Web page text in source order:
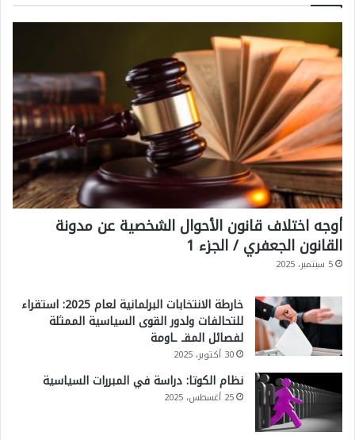
أوجه اختلاف قانون الأحوال الشخصية عن مدونة
القانون الجعفري / الجزء 1
5 سبتمبر، 2025
خارطة الانتخابات البرلمانية لعام 2025: استقراء
للتحالفات ولدور القوى السياسية الممثلة
لفصائل المقـ ـاومة
30 أكتوبر، 2025
نظام الكوتا: دراسة في المبررات السياسية
25 أغسطس، 2025